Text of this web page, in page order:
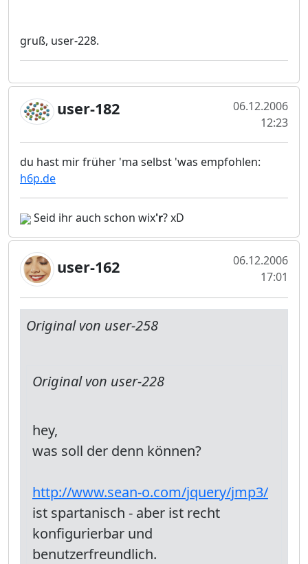
gruß, user-228.
user-182
06.12.2006
12:23
du hast mir früher 'ma selbst 'was empfohlen:
h6p.de
Seid ihr auch schon wix'r? xD
user-162
06.12.2006
17:01
Original von user-258
Original von user-228
hey,
was soll der denn können?
http://www.sean-o.com/jquery/jmp3/
ist spartanisch - aber ist recht
konfigurierbar und
benutzerfreundlich.